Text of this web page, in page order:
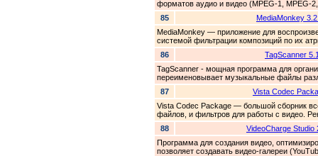
форматов аудио и видео (MPEG-1, MPEG-
85
MediaMonkey
MediaMonkey — приложение для
системой фильтрации композиций по их
86
TagScanner
TagScanner - мощная программа для
переименовывает музыкальные файлы
87
Vista Codec
Vista Codec Package — большой сборник
файлов, и фильтров для работы с видео.
88
VideoCharge Studio
Программа для создания видео,
позволяет создавать видео-галереи